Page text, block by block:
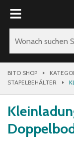
BITO SHOP
STAPELBEHÄLTER